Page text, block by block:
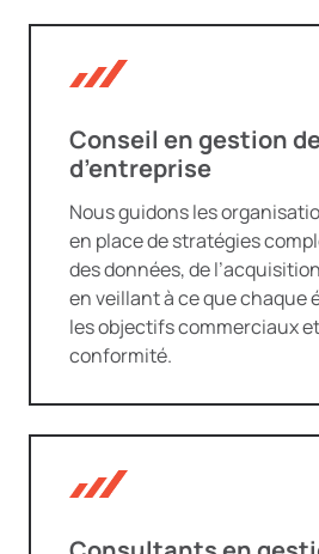
Conseil en gestion
d’entreprise
Nous guidons les
en place de stratégies
des données, de
en veillant à ce que chaque
les objectifs commerciaux
conformité.